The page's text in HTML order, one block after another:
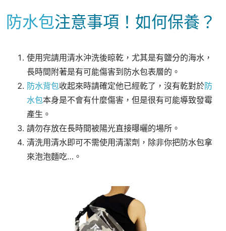
防水包注意事項！如何保養？
使用完請用清水沖洗後晾乾，尤其是有鹽分的海水，
長時間附著是有可能傷害到防水包表層的。
防水背包收起來時請確定他已經乾了，沒有乾對於防
水包本身是不會有什麼傷害，但是很有可能導致發霉
產生。
請勿存放在長時間被陽光直接曝曬的場所。
清洗用清水即可不需使用清潔劑，除非你把防水包拿
來泡泡麵吃…。